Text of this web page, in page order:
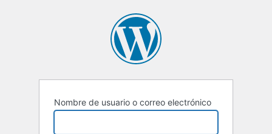
Nombre de usuario o correo electrónico